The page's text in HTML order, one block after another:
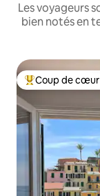
Les voyageurs
bien notés en
Coups de cœur
Coup de